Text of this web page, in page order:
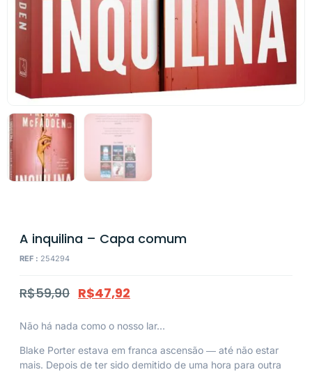
A inquilina – Capa comum
REF : 254294
R$59,90 R$47,92
Não há nada como o nosso lar…
Blake Porter estava em franca ascensão ― até não estar
mais. Depois de ter sido demitido de uma hora para outra